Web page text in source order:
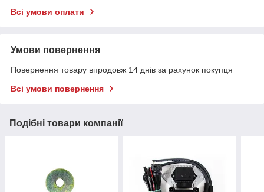
Всі умови оплати
Умови повернення
Повернення товару впродовж 14 днів за рахунок покупця
Всі умови повернення
Подібні товари компанії